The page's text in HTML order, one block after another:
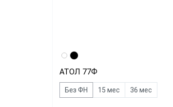
АТОЛ 77Ф
Без ФН 15 мес 36 мес